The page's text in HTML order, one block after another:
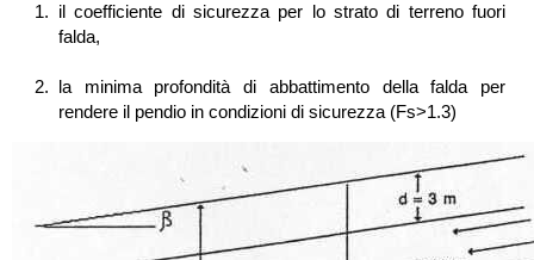
1. il coefficiente di sicurezza per lo strato di terreno fuori
falda,
2. la minima profondità di abbattimento della falda per
rendere il pendio in condizioni di sicurezza (Fs>1.3)